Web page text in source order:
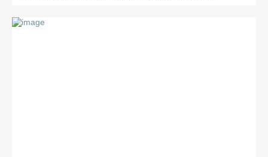
pädagogisch sehr wertvolle, Tage genossen werden. Da